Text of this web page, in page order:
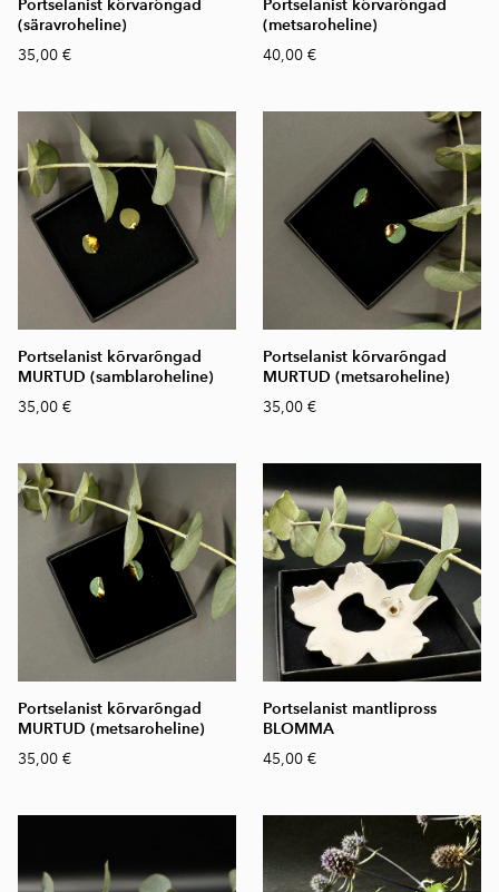
Portselanist kõrvarõngad
(säravroheline)
35,00 €
Portselanist kõrvarõngad
(metsaroheline)
40,00 €
Portselanist kõrvarõngad
MURTUD (samblaroheline)
35,00 €
Portselanist kõrvarõngad
MURTUD (metsaroheline)
35,00 €
Portselanist kõrvarõngad
MURTUD (metsaroheline)
35,00 €
Portselanist mantlipross
BLOMMA
45,00 €